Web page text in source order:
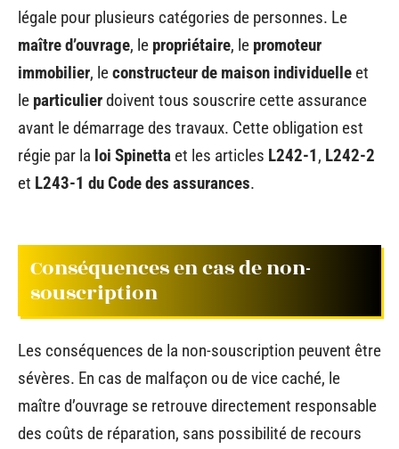
légale pour plusieurs catégories de personnes. Le
maître d’ouvrage, le propriétaire, le promoteur
immobilier, leconstructeur de maison individuelle et
le particulierdoivent tous souscrire cette assurance
avant le démarrage des travaux. Cette obligation est
régie par la loi Spinetta et les articles L242-1, L242-2
et L243-1 du Code des assurances.
Conséquences en cas de non-
souscription
Les conséquences de la non-souscription peuvent être
sévères. En cas de malfaçon ou de vice caché, le
maître d’ouvrage se retrouve directement responsable
des coûts de réparation, sans possibilité de recours